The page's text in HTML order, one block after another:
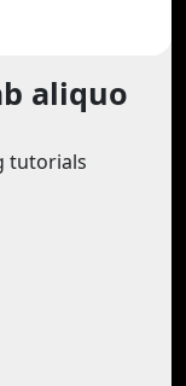
aliquo
tutorials